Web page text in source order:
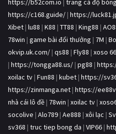
https://b52com.io | trang cá độ
https://c168.guide/ | https://
Xibet | lu88 | K88 | TT88 | King88 |
78win | game bài đổi thưởng | 7M |
okvip.uk.com/ | qs88 | Fly88 | xoso 66
| https://tongga88.us/ | pg88 |
xoilac tv | Fun88 | kubet | https://
https://zinmanga.net | https://
nhà cái lô đề | 78win | xoilac tv |
socolive | Alo789 | Ae888 | xôi lạc |
sv368 | truc tiep bong da | VIP66 |